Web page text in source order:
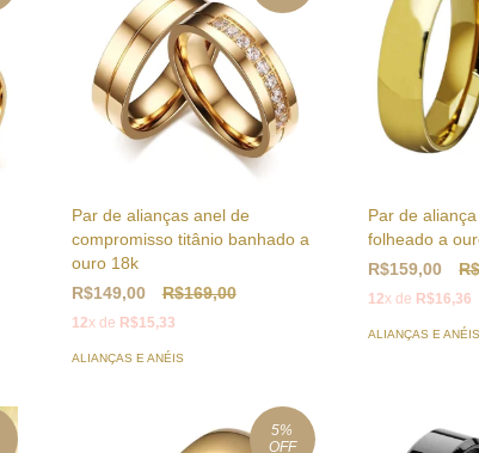
Par de alianças anel de
compromisso titânio banhado a
ouro 18k
R$149,00
R$169,00
12x de R$15,33
ALIANÇAS E ANÉIS
Par de
folheado a
R$159,00
12x de R$16,36
ALIANÇAS E ANÉIS
5%
OFF